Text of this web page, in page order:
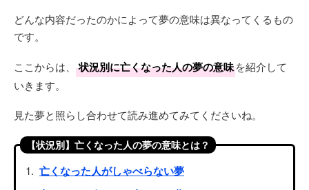
どんな内容だったのかによって夢の意味は異なってくるもの
です。
ここからは、 状況別に亡くなった人の夢の意味を紹介して
いきます。
見た夢と照らし合わせて読み進めてみてくださいね。
【状況別】亡くなった人の夢の意味とは？
亡くなった人がしゃべらない夢